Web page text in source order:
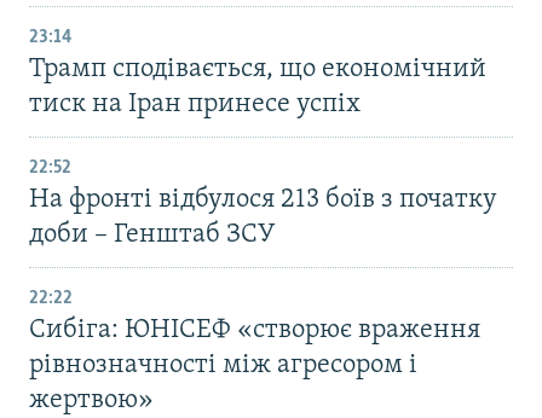
23:14
Трамп сподівається, що економічний
тиск на Іран принесе успіх
22:52
На фронті відбулося 213 боїв з початку
доби – Генштаб ЗСУ
22:22
Сибіга: ЮНІСЕФ «створює враження
рівнозначності між агресором і
жертвою»